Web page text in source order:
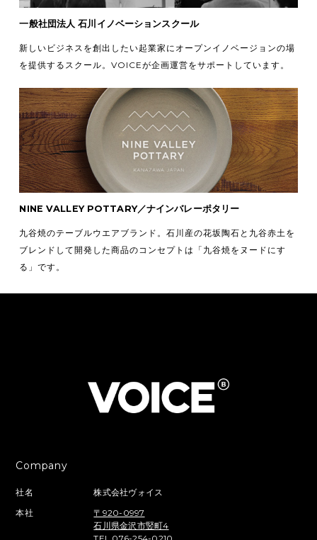
一般社団法人 石川イノベーションスクール
新しいビジネスを創出したい起業家にオープンイノベージョンの場
を提供するスクール。VOICEが企画運営をサポートしています。
NINE VALLEY POTTARY／ナインバレーポタリー
九谷焼のテーブルウエアブランド。石川産の花坂陶石と九谷赤土を
ブレンドして開発した商品のコンセプトは「九谷焼をヌードにす
る」です。
Company
社名
株式会社ヴォイス
本社
〒920-0997
石川県金沢市竪町4